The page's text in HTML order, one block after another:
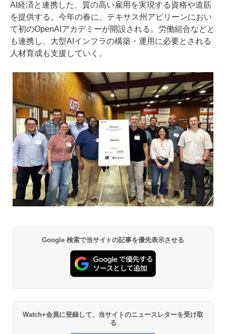
AI経済と連携した、質の高い雇用を実現する資格や道筋
を提供する。今年の春に、テキサス州アビリーンにおい
て初のOpenAIアカデミーが開設される。労働組合などと
も連携し、大型AIインフラの構築・運用に必要とされる
人材育成も支援していく。
Google 検索で当サイトの記事を優先表示させる
Watch+会員に登録して、当サイトのニュースレターを受け取
る